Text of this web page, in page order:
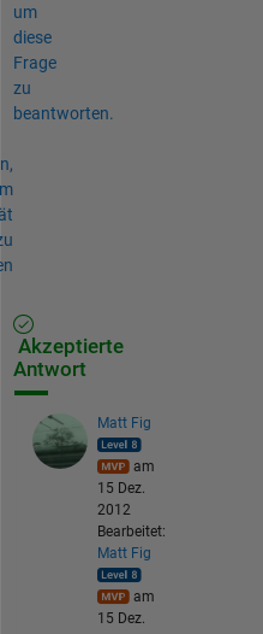
um
diese
Frage
zu
beantworten.
Akzeptierte
Antwort
Matt Fig
am
15 Dez.
2012
Bearbeitet:
Matt Fig
am
15 Dez.